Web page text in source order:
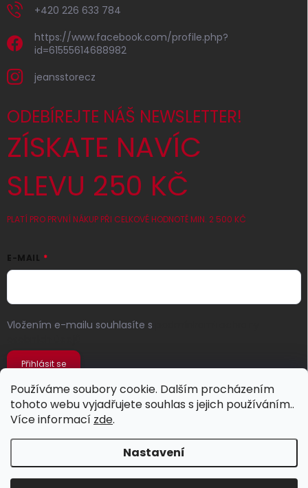
Používáme soubory cookie. Dalším procházením
tohoto webu vyjadřujete souhlas s jejich používáním..
Více informací zde.
Nastavení
+420 226 633 784
https://www.facebook.com/profile.php?
id=61555614688982
jeansstorecz
ODEBÍREJTE NÁŠ NEWSLETTER!
ZÍSKATE NAVÍC
SLEVU 250 KČ
PLATÍ PRO PRVNÍ NÁKUP PŘI CELKOVÉ HODNOTĚ MIN. 2 500 KČ
E-MAIL
Vložením e-mailu souhlasíte s
Přihlásit se